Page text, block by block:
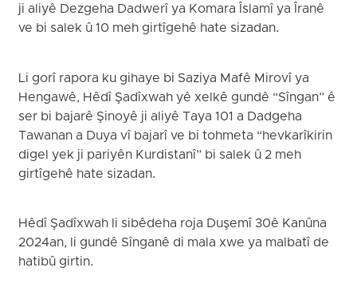
ji aliyê Dezgeha Dadwerî ya Komara Îslamî ya Îranê
ve bi salek û 10 meh girtîgehê hate sizadan.
Li gorî rapora ku gihaye bi Saziya Mafê Mirovî ya
Hengawê, Hêdî Şadîxwah yê xelkê gundê “Sîngan” ê
ser bi bajarê Şinoyê ji aliyê Taya 101 a Dadgeha
Tawanan a Duya vî bajarî ve bi tohmeta “hevkarîkirin
digel yek ji pariyên Kurdistanî” bi salek û 2 meh
girtîgehê hate sizadan.
Hêdî Şadîxwah li sibêdeha roja Duşemî 30ê Kanûna
2024an, li gundê Sînganê di mala xwe ya malbatî de
hatibû girtin.